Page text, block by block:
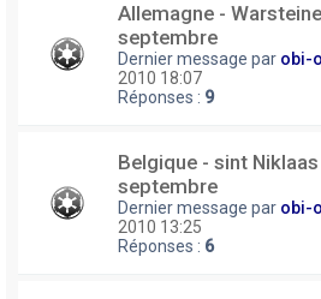
Allemagne -
septembre
Dernier message par obi-
2010 18:07
Réponses : 9
Belgique - sint
septembre
Dernier message par obi-
2010 13:25
Réponses : 6